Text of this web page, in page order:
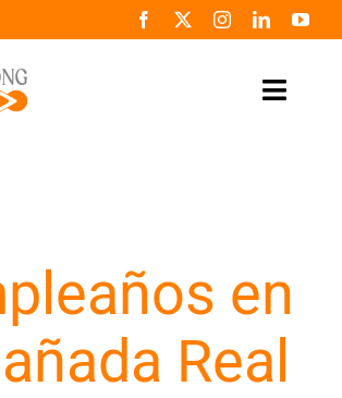
Toggle
en
Real